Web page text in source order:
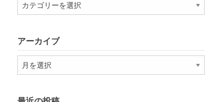
テ
ー
アーカイブ
ア
ー